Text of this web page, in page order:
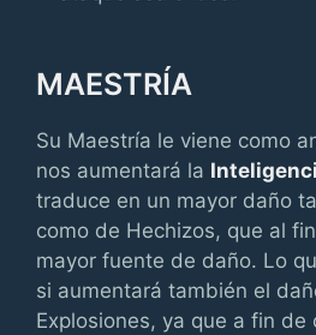
MAESTRÍA
Su Maestría le viene como
nos aumentará la
traduce en un mayor daño
como de Hechizos, que al
mayor fuente de daño. Lo
si aumentará también el
Explosiones, ya que a fin